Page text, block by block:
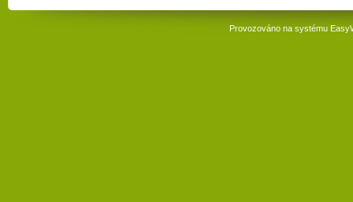
Provozováno na systému